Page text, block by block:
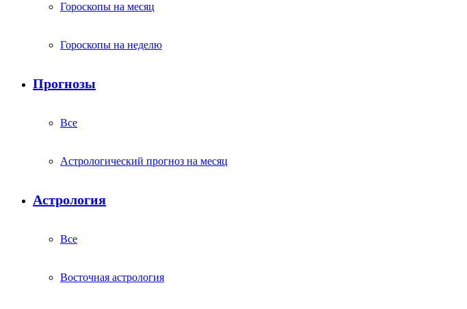
Гороскопы на месяц
Гороскопы на неделю
Прогнозы
Все
Астрологический прогноз на месяц
Астрология
Все
Восточная астрология